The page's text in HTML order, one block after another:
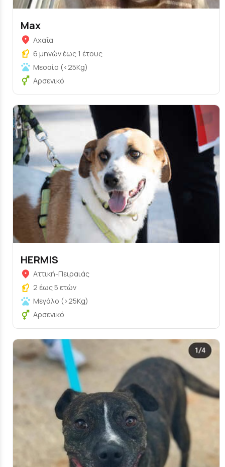
Max
Αχαΐα
6 μηνών έως 1 έτους
Μεσαίο (<25Kg)
Αρσενικό
HERMIS
Αττική-Πειραιάς
2 έως 5 ετών
Μεγάλο (>25Kg)
Αρσενικό